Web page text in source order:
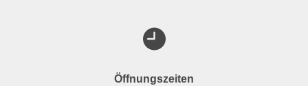
Öffnungszeiten